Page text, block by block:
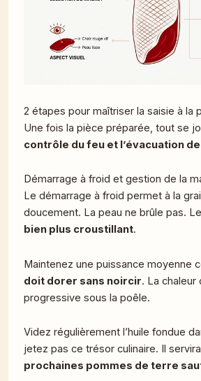
2 étapes pour maîtriser la saisie à la
Une fois la pièce préparée, tout se
contrôle du feu et l’évacuation
Démarrage à froid et gestion de la
Le démarrage à froid permet à la
doucement. La peau ne brûle pas.
bien plus croustillant.
Maintenez une puissance moyenne
doit dorer sans noircir. La
progressive sous la poêle.
Videz régulièrement l’huile fondue
jetez pas ce trésor culinaire. Il
prochaines pommes de terre